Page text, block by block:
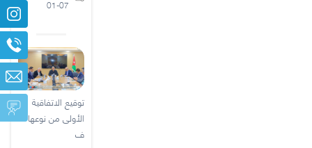
01-07
توقيع الاتفاقية
الأولى من نوعها
ف